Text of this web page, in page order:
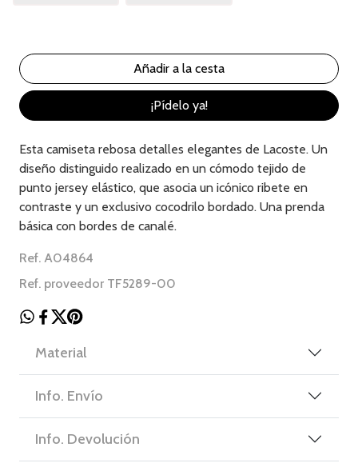
¡Pídelo ya!
Esta camiseta rebosa detalles elegantes de Lacoste. Un
diseño distinguido realizado en un cómodo tejido de
punto jersey elástico, que asocia un icónico ribete en
contraste y un exclusivo cocodrilo bordado. Una prenda
básica con bordes de canalé.
Ref. A04864
Ref. proveedor TF5289-00
Material
Info. Envío
Info. Devolución